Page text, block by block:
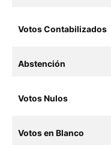
Votos Contabilizados
Abstención
Votos Nulos
Votos en Blanco